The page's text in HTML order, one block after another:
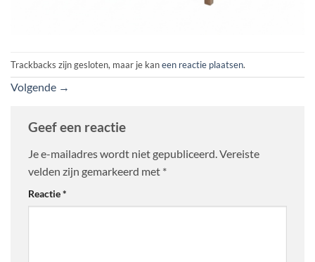
Trackbacks zijn gesloten, maar je kaneen reactie plaatsen.
Volgende →
Geef een reactie
Je e-mailadres wordt niet gepubliceerd.Vereiste
velden zijn gemarkeerd met *
Reactie*